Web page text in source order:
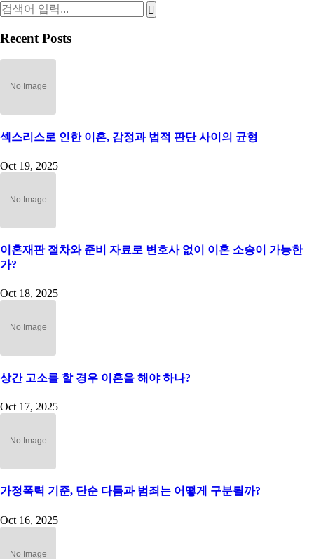
Recent Posts
섹스리스로 인한 이혼, 감정과 법적 판단 사이의 균형
Oct 19, 2025
이혼재판 절차와 준비 자료로 변호사 없이 이혼 소송이 가능한
가?
Oct 18, 2025
상간 고소를 할 경우 이혼을 해야 하나?
Oct 17, 2025
가정폭력 기준, 단순 다툼과 범죄는 어떻게 구분될까?
Oct 16, 2025